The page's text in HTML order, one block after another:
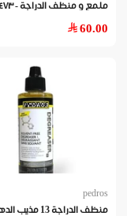
ملمع و منظف الدراجة - ٤٧٣مل
60.00
pedros